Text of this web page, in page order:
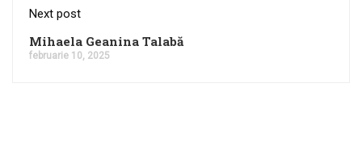
Next post
Mihaela Geanina Talabă
februarie 10, 2025